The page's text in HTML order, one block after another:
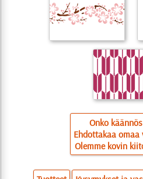
Onko
Ehdottakaa
Olemme kovin